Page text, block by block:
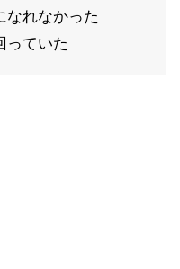
なれなかった
っていた